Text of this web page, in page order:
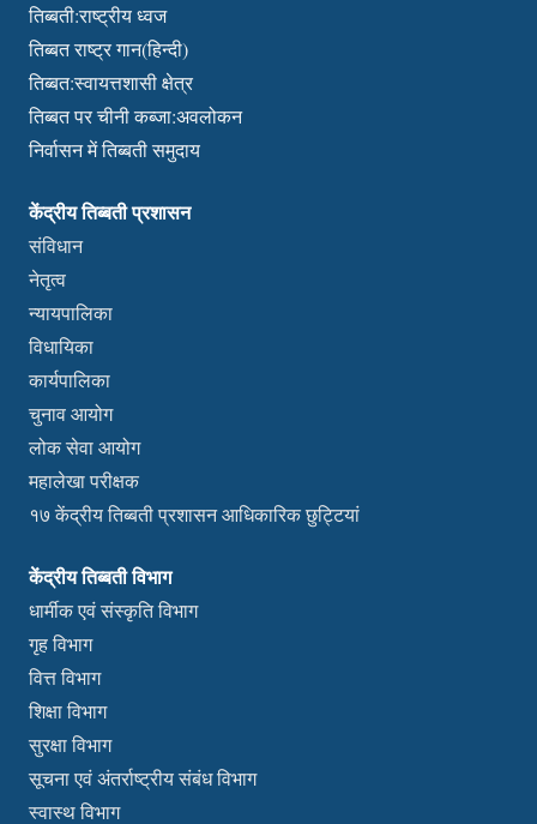
तिब्बती:राष्ट्रीय ध्वज
तिब्बत राष्ट्र गान(हिन्दी)
तिब्बत:स्वायत्तशासी क्षेत्र
तिब्बत पर चीनी कब्जा:अवलोकन
निर्वासन में तिब्बती समुदाय
केंद्रीय तिब्बती प्रशासन
संविधान
नेतृत्व
न्यायपालिका
विधायिका
कार्यपालिका
चुनाव आयोग
लोक सेवा आयोग
महालेखा परीक्षक
१७ केंद्रीय तिब्बती प्रशासन आधिकारिक छुट्टियां
केंद्रीय तिब्बती विभाग
धार्मीक एवं संस्कृति विभाग
गृह विभाग
वित्त विभाग
शिक्षा विभाग
सुरक्षा विभाग
सूचना एवं अंतर्राष्ट्रीय संबंध विभाग
स्वास्थ विभाग